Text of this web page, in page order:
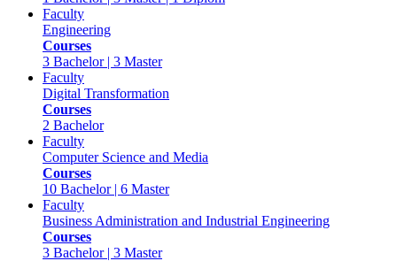
Faculty
Engineering
Courses
3 Bachelor | 3 Master
Faculty
Digital Transformation
Courses
2 Bachelor
Faculty
Computer Science and Media
Courses
10 Bachelor | 6 Master
Faculty
Business Administration and Industrial Engineering
Courses
3 Bachelor | 3 Master